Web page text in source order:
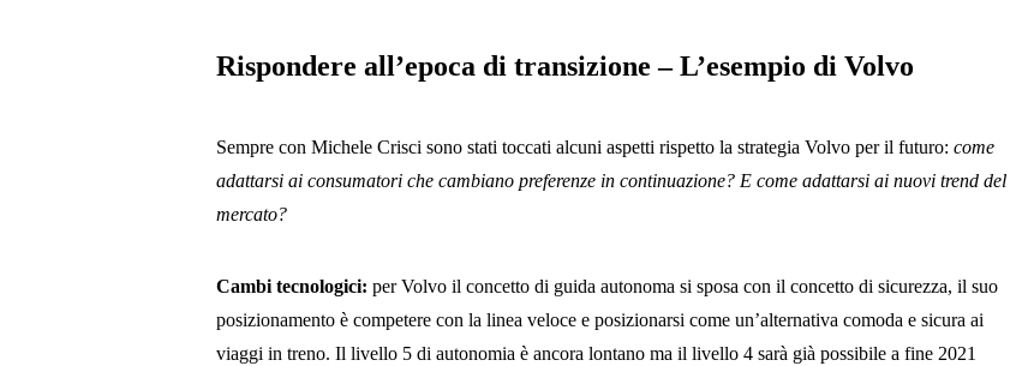
Rispondere all’epoca di transizione – L’esempio di Volvo
Sempre con Michele Crisci sono stati toccati alcuni aspetti rispetto la strategia Volvo per il futuro:come
adattarsi ai consumatori che cambiano preferenze in continuazione? E come adattarsi ai nuovi trend del
mercato?
Cambi tecnologici: per Volvo il concetto di guida autonoma si sposa con il concetto di sicurezza, il suo
posizionamento è competere con la linea veloce e posizionarsi come un’alternativa comoda e sicura ai
viaggi in treno. Il livello 5 di autonomia è ancora lontano ma il livello 4 sarà già possibile a fine 2021